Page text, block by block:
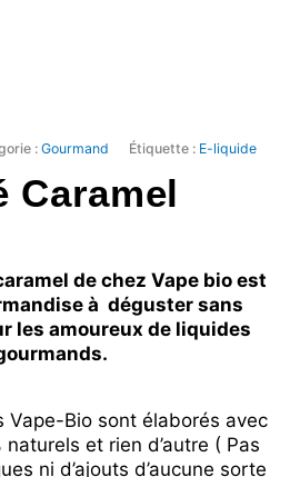
:Gourmand Étiquette : E-liquide
Caramel
de chez Vape bio est
à déguster sans
les amoureux de liquides
Vape-Bio sont élaborés avec
et rien d’autre ( Pas
ni d’ajouts d’aucune sorte